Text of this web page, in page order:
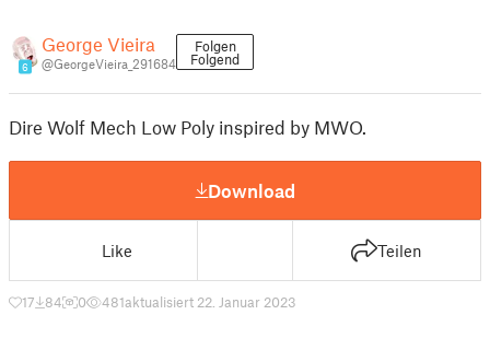
6
George Vieira
@GeorgeVieira_291684
Folgen
Folgend
Dire Wolf Mech Low Poly inspired by MWO.
Download
Like Teilen
17 84 0 481aktualisiert 22. Januar 2023